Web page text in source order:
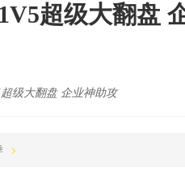
超级大翻盘
级大翻盘 企业神助攻